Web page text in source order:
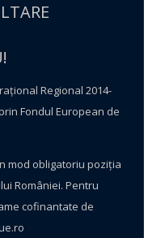
Regional 2014-
Fondul European de
mod obligatoriu poziţia
României. Pentru
cofinantate de